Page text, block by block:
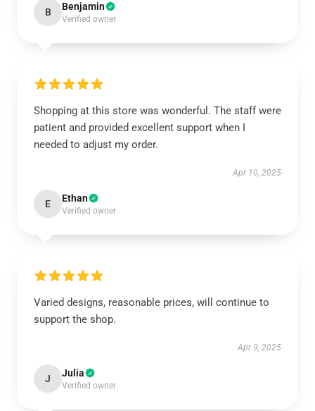
B Benjamin
Verified owner
Shopping at this store was wonderful. The staff were
patient and provided excellent support when I
needed to adjust my order.
Apr 10, 2025
E Ethan
Verified owner
Varied designs, reasonable prices, will continue to
support the shop.
Apr 9, 2025
J Julia
Verified owner